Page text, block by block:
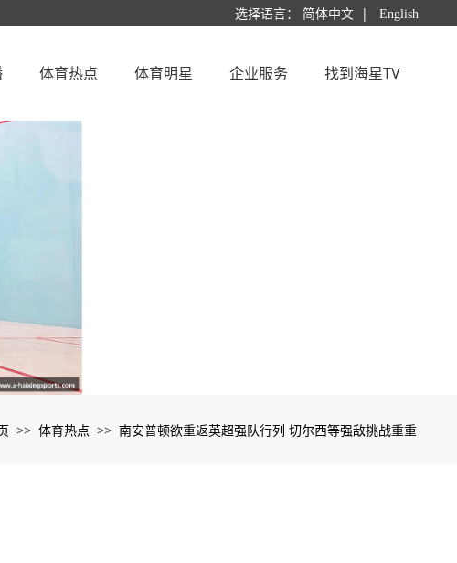
选择语言： 简体中文 | English
体育热点 体育明星 企业服务 找到海星TV
>> 体育热点 >> 南安普顿欲重返英超强队行列 切尔西等强敌挑战重重